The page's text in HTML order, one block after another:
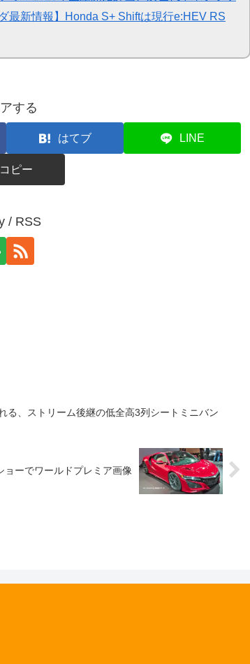
最新情報】Honda S+ Shiftは現行e:HEV RS
する
はてブ LINE
コピー
/ RSS
る、ストリーム後継の低全高3列シートミニバン
ョーでワールドプレミア画像